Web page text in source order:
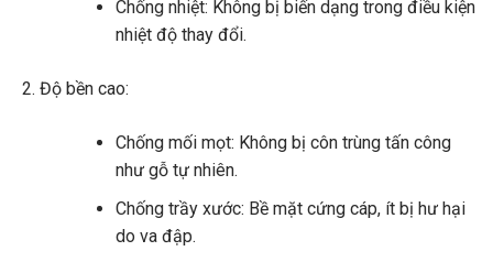
Chống nhiệt: Không bị biến dạng trong điều kiện
nhiệt độ thay đổi.
Độ bền cao:
Chống mối mọt: Không bị côn trùng tấn công
như gỗ tự nhiên.
Chống trầy xước: Bề mặt cứng cáp, ít bị hư hại
do va đập.